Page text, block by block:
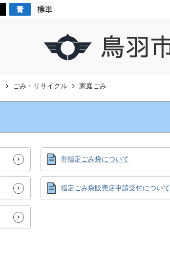
ごみ・リサイクル 家庭ごみ
市指定ごみ袋について
指定ごみ袋販売店申請受付について